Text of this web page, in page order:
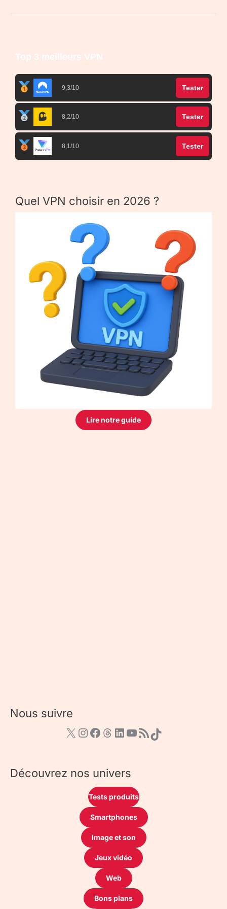
Top 3 meilleurs VPN
9,3/10 Tester
8,2/10 Tester
8,1/10 Tester
Quel VPN choisir en 2026 ?
Lire notre guide
Nous suivre
Découvrez nos univers
Tests produits
Smartphones
Image et son
Jeux vidéo
Web
Bons plans